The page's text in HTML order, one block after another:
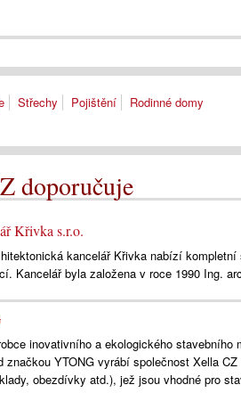
Střechy Pojištění Rodinné domy
doporučuje
Křivka s.r.o.
kancelář Křivka nabízí
Kancelář byla založena v roce 1990 Ing.
inovativního a ekologického
značkou YTONG vyrábí společnost Xella
obezdívky atd.), jež jsou vhodné pro